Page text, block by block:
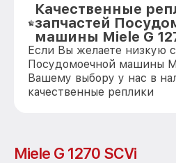
Качественные
запчастей
машины Miele G
Если Вы желаете низкую
Посудомоечной машины
Вашему выбору у нас в
качественные реплики
Miele G 1270 SCVi